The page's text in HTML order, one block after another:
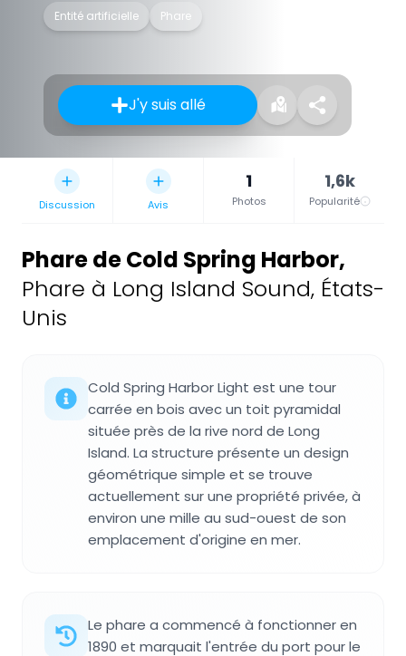
Entité artificielle Phare
J'y suis allé
Discussion Avis
1
Photos
1,6k
Popularité
Phare de Cold Spring Harbor,
Phare à Long Island Sound, États-
Unis
Cold Spring Harbor Light est une tour
carrée en bois avec un toit pyramidal
située près de la rive nord de Long
Island. La structure présente un design
géométrique simple et se trouve
actuellement sur une propriété privée, à
environ une mille au sud-ouest de son
emplacement d'origine en mer.
Le phare a commencé à fonctionner en
1890 et marquait l'entrée du port pour le